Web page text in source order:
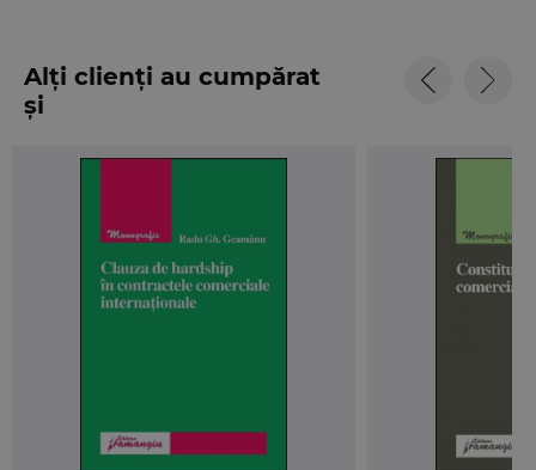
Alți clienți au cumpărat
și